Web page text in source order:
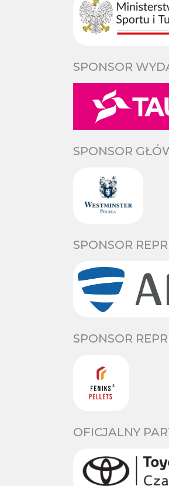
SPONSOR
SPONSOR
SPONSOR
SPONSOR
OFICJALNY